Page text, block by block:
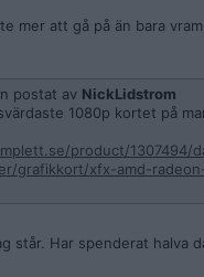
mer att gå på än bara
postat av NickLidstrom
1080p kortet på
product/1307494/
grafikkort/xfx-amd-
står. Har spenderat halva